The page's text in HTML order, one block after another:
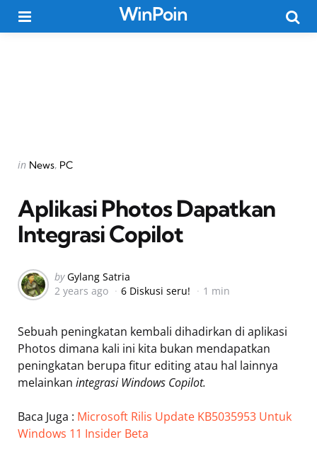
WinPoin
Categories
Posted
in News PC
Aplikasi Photos Dapatkan
Integrasi Copilot
Posted
by
by Gylang Satria
2 years ago
6 Diskusi seru! 1 min
Sebuah peningkatan kembali dihadirkan di aplikasi
Photos dimana kali ini kita bukan mendapatkan
peningkatan berupa fitur editing atau hal lainnya
melainkan integrasi Windows Copilot.
Baca Juga : Microsoft Rilis Update KB5035953 Untuk
Windows 11 Insider Beta